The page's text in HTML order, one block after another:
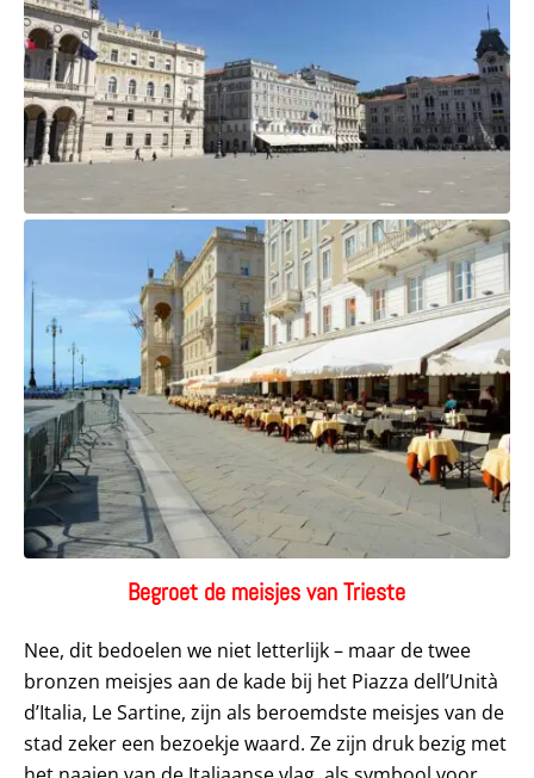
Begroet de meisjes van Trieste
Nee, dit bedoelen we niet letterlijk – maar de twee
bronzen meisjes aan de kade bij het Piazza dell’Unità
d’Italia, Le Sartine, zijn als beroemdste meisjes van de
stad zeker een bezoekje waard. Ze zijn druk bezig met